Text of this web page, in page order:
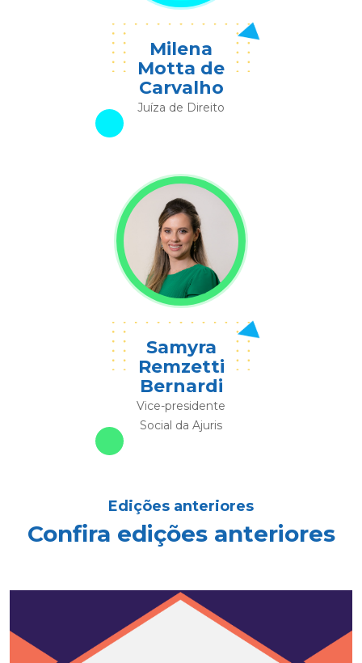
Milena
Motta de
Carvalho
Juíza de Direito
Samyra
Remzetti
Bernardi
Vice-presidente
Social da Ajuris
Edições anteriores
Confira edições anteriores